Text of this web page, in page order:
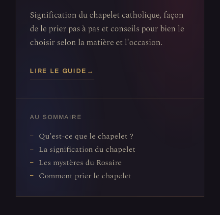
Signification du chapelet catholique, façon
de le prier pas à pas et conseils pour bien le
choisir selon la matière et l'occasion.
LIRE LE GUIDE →
AU SOMMAIRE
Qu'est-ce que le chapelet ?
La signification du chapelet
Les mystères du Rosaire
Comment prier le chapelet